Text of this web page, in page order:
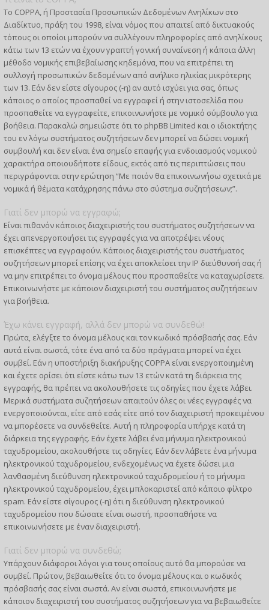
Το COPPA, ή Προστασία Προσωπικών Δεδομένων Ανηλίκων στο
Διαδίκτυο, πράξη του 1998, είναι νόμος που απαιτεί από δικτυακούς
τόπους οι οποίοι μπορούν να συλλέγουν πληροφορίες από ανηλίκους
κάτω των 13 ετών να έχουν γραπτή γονική συναίνεση ή κάποια άλλη
μέθοδο νομικής επιβεβαίωσης κηδεμόνα, που να επιτρέπει τη
συλλογή προσωπικών δεδομένων από ανήλικο ηλικίας μικρότερης
των 13. Εάν δεν είστε σίγουρος (-η) αν αυτό ισχύει για σας, όπως
κάποιος ο οποίος προσπαθεί να εγγραφεί ή στην ιστοσελίδα που
προσπαθείτε να εγγραφείτε, επικοινωνήστε με νομικό σύμβουλο για
βοήθεια. Παρακαλώ σημειώστε ότι το phpBB Limited και ο ιδιοκτήτης
του εν λόγω συστήματος συζητήσεων δεν μπορεί να δώσει νομική
συμβουλή και δεν είναι ένα σημείο επαφής για ενδοιασμούς νομικού
χαρακτήρα οποιουδήποτε είδους, εκτός από τις περιπτώσεις που
περιγράφονται στην ερώτηση “Με ποιόν θα επικοινωνήσω σχετικά με
νομικά ή θέματα κατάχρησης πάνω στο σύστημα συζητήσεων;”.
Γιατί δεν μπορώ να εγγραφώ;
Είναι πιθανόν κάποιος διαχειριστής του συστήματος συζητήσεων να
έχει απενεργοποιήσει τις εγγραφές για να αποτρέψει νέους
επισκέπτες να εγγραφούν. Κάποιος διαχειριστής του συστήματος
συζητήσεων μπορεί επίσης να έχει αποκλείσει την IP διεύθυνσή σας ή
να μην επιτρέπει το όνομα μέλους που προσπαθείτε να καταχωρίσετε.
Επικοινωνήστε με κάποιον διαχειριστή του συστήματος συζητήσεων
για βοήθεια.
Έχω κάνει εγγραφή, αλλά δεν μπορώ να συνδεθώ!
Πρώτα, ελέγξτε το όνομα μέλους και τον κωδικό πρόσβασής σας. Εάν
αυτά είναι σωστά, τότε ένα από τα δύο πράγματα μπορεί να έχει
συμβεί. Εάν η υποστήριξη διακήρυξης COPPA είναι ενεργοποιημένη
και έχετε ορίσει ότι είστε κάτω των 13 ετών κατά τη διάρκεια της
εγγραφής, θα πρέπει να ακολουθήσετε τις οδηγίες που έχετε λάβει.
Μερικά συστήματα συζητήσεων απαιτούν όλες οι νέες εγγραφές να
ενεργοποιούνται, είτε από εσάς είτε από τον διαχειριστή προκειμένου
να μπορέσετε να συνδεθείτε. Αυτή η πληροφορία υπήρχε κατά τη
διάρκεια της εγγραφής. Εάν έχετε λάβει ένα μήνυμα ηλεκτρονικού
ταχυδρομείου, ακολουθήστε τις οδηγίες. Εάν δεν λάβετε ένα μήνυμα
ηλεκτρονικού ταχυδρομείου, ενδεχομένως να έχετε δώσει μια
λανθασμένη διεύθυνση ηλεκτρονικού ταχυδρομείου ή το μήνυμα
ηλεκτρονικού ταχυδρομείου, έχει μπλοκαριστεί από κάποιο φίλτρο
spam. Εάν είστε σίγουρος (-η) ότι η διεύθυνση ηλεκτρονικού
ταχυδρομείου που δώσατε είναι σωστή, προσπαθήστε να
επικοινωνήσετε με έναν διαχειριστή.
Γιατί δεν μπορώ να συνδεθώ;
Υπάρχουν διάφοροι λόγοι για τους οποίους αυτό θα μπορούσε να
συμβεί. Πρώτον, βεβαιωθείτε ότι το όνομα μέλους και ο κωδικός
πρόσβασής σας είναι σωστά. Αν είναι σωστά, επικοινωνήστε με
κάποιον διαχειριστή του συστήματος συζητήσεων για να βεβαιωθείτε